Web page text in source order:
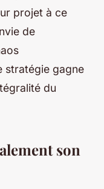
projet à ce
de
stratégie gagne
du
son